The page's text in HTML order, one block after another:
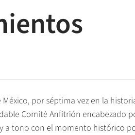
México, por séptima vez en la
Comité Anfitrión encabezado
tono con el momento histórico